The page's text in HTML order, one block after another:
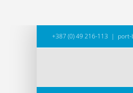
+387 (0) 49 216-113 | port-
for: